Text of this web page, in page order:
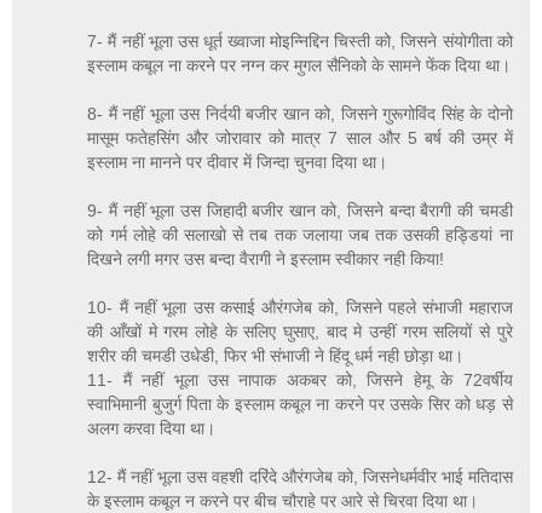
7- मैं नहीं भूला उस धूर्त ख्वाजा मोइन्निद्दिन चिस्ती को, जिसने संयोगीता को
इस्लाम कबूल ना करने पर नग्न कर मुगल सैनिको के सामने फेंक दिया था।
8- मैं नहीं भूला उस निर्दयी बजीर खान को, जिसने गुरूगोविंद सिंह के दोनो
मासूम फतेहसिंग और जोरावार को मात्र 7 साल और 5 बर्ष की उम्र में
इस्लाम ना मानने पर दीवार में जिन्दा चुनवा दिया था।
9- मैं नहीं भूला उस जिहादी बजीर खान को, जिसने बन्दा बैरागी की चमडी
को गर्म लोहे की सलाखो से तब तक जलाया जब तक उसकी हड्डियां ना
दिखने लगी मगर उस बन्दा वैरागी ने इस्लाम स्वीकार नही किया!
10- मैं नहीं भूला उस कसाई औरंगजेब को, जिसने पहले संभाजी महाराज
की आँखों मे गरम लोहे के सलिए घुसाए, बाद मे उन्हीं गरम सलियों से पुरे
शरीर की चमडी उधेडी, फिर भी संभाजी ने हिंदू धर्म नही छोड़ा था।
11- मैं नहीं भूला उस नापाक अकबर को, जिसने हेमू के 72वर्षीय
स्वाभिमानी बुजुर्ग पिता के इस्लाम कबूल ना करने पर उसके सिर को धड़ से
अलग करवा दिया था।
12- मैं नहीं भूला उस वहशी दरिंदे औरंगजेब को, जिसनेधर्मवीर भाई मतिदास
के इस्लाम कबूल न करने पर बीच चौराहे पर आरे से चिरवा दिया था।